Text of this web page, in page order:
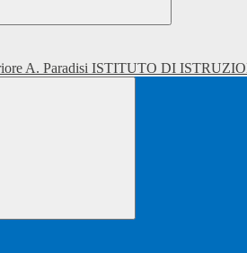
ISTITUTO DI